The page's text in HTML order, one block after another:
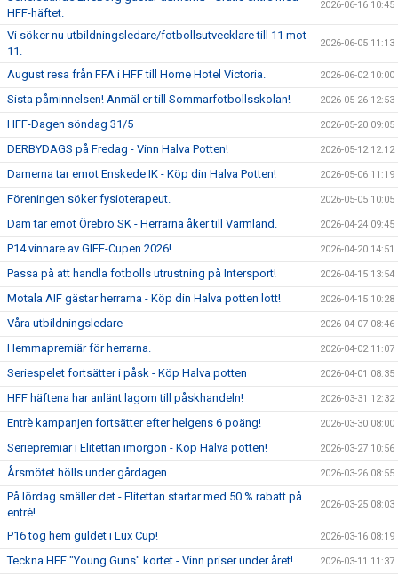
HFF-häftet.
2026-06-16 10:45
Vi söker nu utbildningsledare/fotbollsutvecklare till 11 mot
11.
2026-06-05 11:13
August resa från FFA i HFF till Home Hotel Victoria. 2026-06-02 10:00
Sista påminnelsen! Anmäl er till Sommarfotbollsskolan! 2026-05-26 12:53
HFF-Dagen söndag 31/5 2026-05-20 09:05
DERBYDAGS på Fredag - Vinn Halva Potten! 2026-05-12 12:12
Damerna tar emot Enskede IK - Köp din Halva Potten! 2026-05-06 11:19
Föreningen söker fysioterapeut. 2026-05-05 10:05
Dam tar emot Örebro SK - Herrarna åker till Värmland. 2026-04-24 09:45
P14 vinnare av GIFF-Cupen 2026! 2026-04-20 14:51
Passa på att handla fotbolls utrustning på Intersport! 2026-04-15 13:54
Motala AIF gästar herrarna - Köp din Halva potten lott! 2026-04-15 10:28
Våra utbildningsledare 2026-04-07 08:46
Hemmapremiär för herrarna. 2026-04-02 11:07
Seriespelet fortsätter i påsk - Köp Halva potten 2026-04-01 08:35
HFF häftena har anlänt lagom till påskhandeln! 2026-03-31 12:32
Entrè kampanjen fortsätter efter helgens 6 poäng! 2026-03-30 08:00
Seriepremiär i Elitettan imorgon - Köp Halva potten! 2026-03-27 10:56
Årsmötet hölls under gårdagen. 2026-03-26 08:55
På lördag smäller det - Elitettan startar med 50 % rabatt på
entrè!
2026-03-25 08:03
P16 tog hem guldet i Lux Cup! 2026-03-16 08:19
Teckna HFF "Young Guns" kortet - Vinn priser under året! 2026-03-11 11:37